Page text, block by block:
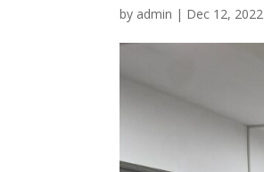
by admin | Dec 12, 2022